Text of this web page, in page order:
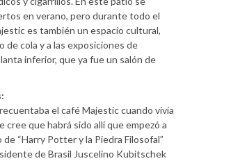
en verano, pero durante todo el
es también un espacio cultural,
de cola y a las exposiciones de
inferior, que ya fue un salón de
el café Majestic cuando vivía
cree que habrá sido allí que empezó a
“Harry Potter y la Piedra Filosofal”
de Brasil Juscelino Kubitschek